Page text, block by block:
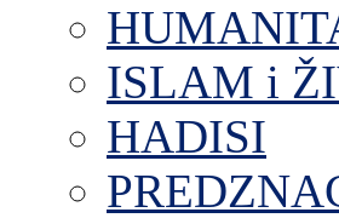
ISLAM i
HADISI